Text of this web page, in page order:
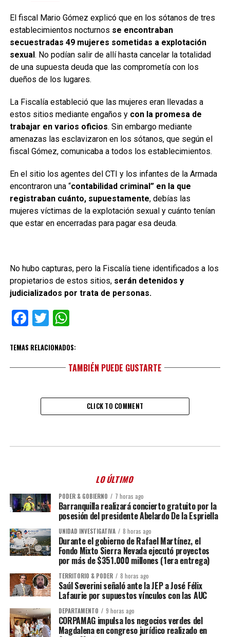
El fiscal Mario Gómez explicó que en los sótanos de tres
establecimientos nocturnos se encontraban
secuestradas 49 mujeres sometidas a explotación
sexual. No podían salir de allí hasta cancelar la totalidad
de una supuesta deuda que las comprometía con los
dueños de los lugares.
La Fiscalía estableció que las mujeres eran llevadas a
estos sitios mediante engaños y con la promesa de
trabajar en varios oficios. Sin embargo mediante
amenazas las esclavizaron en los sótanos, que según el
fiscal Gómez, comunicaba a todos los establecimientos.
En el sitio los agentes del CTI y los infantes de la Armada
encontraron una “contabilidad criminal” en la que
registraban cuánto, supuestamente, debías las
mujeres víctimas de la explotación sexual y cuánto tenían
que estar en encerradas para pagar esa deuda.
No hubo capturas, pero la Fiscalía tiene identificados a los
propietarios de estos sitios, serán detenidos y
judicializados por trata de personas.
Facebook
TwitterWhatsApp
TEMAS RELACIONADOS:
TAMBIÉN PUEDE GUSTARTE
CLICK TO COMMENT
LO ÚLTIMO
PODER & GOBIERNO 7 horas ago
Barranquilla realizará concierto gratuito por la
posesión del presidente Abelardo De la Espriella
UNIDAD INVESTIGATIVA 8 horas ago
Durante el gobierno de Rafael Martínez, el
Fondo Mixto Sierra Nevada ejecutó proyectos
por más de $351.000 millones (1era entrega)
TERRITORIO & PODER 8 horas ago
Saúl Severini señaló ante la JEP a José Félix
Lafaurie por supuestos vínculos con las AUC
DEPARTAMENTO 9 horas ago
CORPAMAG impulsa los negocios verdes del
Magdalena en congreso jurídico realizado en